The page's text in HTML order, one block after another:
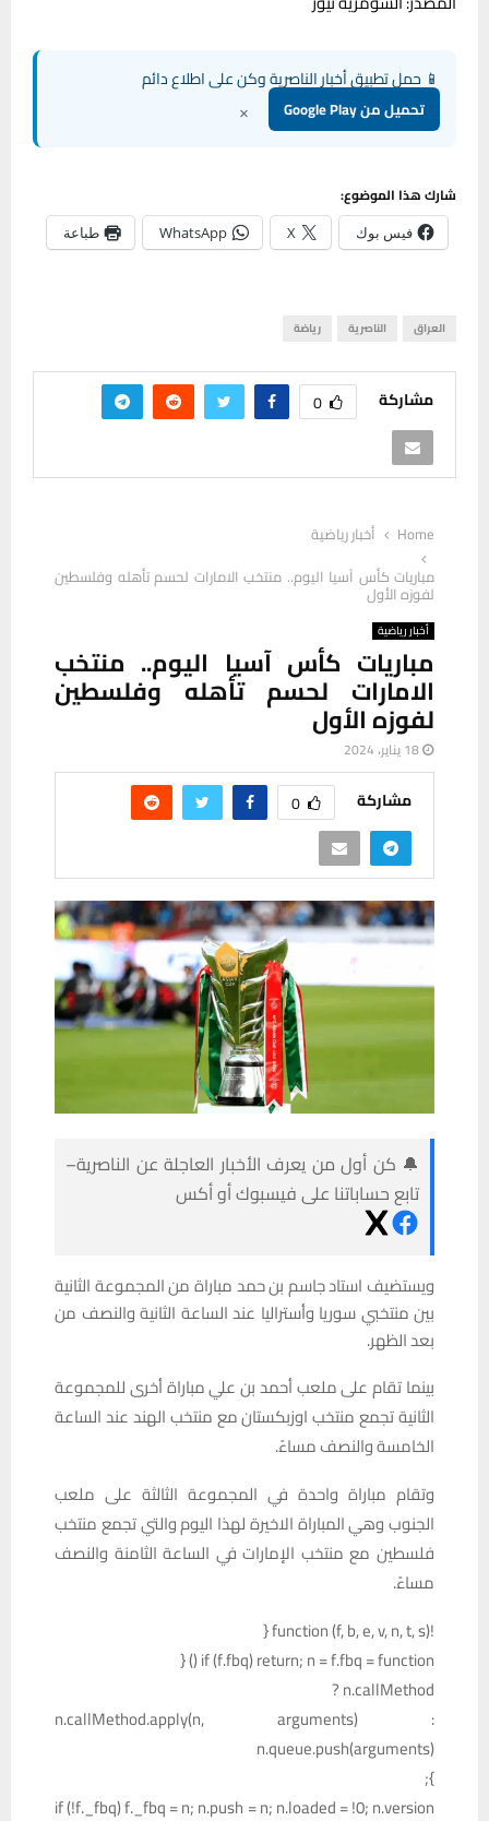
📱 حمل تطبيق أخبار الناصرية وكن على اطلاع دائم
تحميل من Google Play ×
شارك هذا الموضوع:
فيس بوك X
WhatsApp طباعة
العراق الناصرية رياضة
مشاركة 0
Home
أخبار رياضية
مباريات كأس آسيا اليوم.. منتخب الامارات لحسم تأهله وفلسطين
لفوزه الأول
أخبار رياضية
مباريات كأس آسيا اليوم.. منتخب
الامارات لحسم تأهله وفلسطين
لفوزه الأول
18 يناير، 2024
مشاركة 0
🔔 كن أول من يعرف الأخبار العاجلة عن الناصرية–
تابع حساباتنا على فيسبوك أو أكس
ويستضيف استاد جاسم بن حمد مباراة من المجموعة الثانية
بين منتخبي سوريا وأستراليا عند الساعة الثانية والنصف من
بعد الظهر.
بينما تقام على ملعب أحمد بن علي مباراة أخرى للمجموعة
الثانية تجمع منتخب اوزبكستان مع منتخب الهند عند الساعة
الخامسة والنصف مساءً.
وتقام مباراة واحدة في المجموعة الثالثة على ملعب
الجنوب وهي المباراة الاخيرة لهذا اليوم والتي تجمع منتخب
فلسطين مع منتخب الإمارات في الساعة الثامنة والنصف
مساءً.
!function (f, b, e, v, n, t, s) {
if (f.fbq) return; n = f.fbq = function () {
n.callMethod ?
n.callMethod.apply(n, arguments) :
n.queue.push(arguments)
};
if (!f._fbq) f._fbq = n; n.push = n; n.loaded = !0; n.version